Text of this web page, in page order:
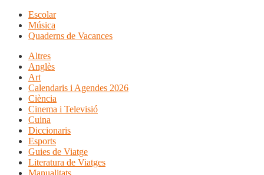
Escolar
Música
Quaderns de Vacances
Altres
Anglès
Art
Calendaris i Agendes 2026
Ciència
Cinema i Televisió
Cuina
Diccionaris
Esports
Guies de Viatge
Literatura de Viatges
Manualitats